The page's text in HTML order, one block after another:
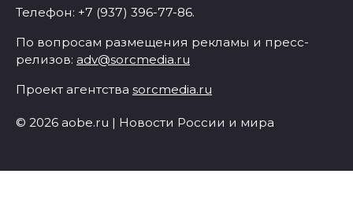
Телефон: +7 (937) 396-77-86.
По вопросам размещения рекламы и пресс-
релизов: adv@sorcmedia.ru
Проект агентства sorcmedia.ru
© 2026 aobe.ru | Новости России и мира